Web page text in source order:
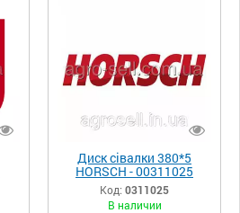
Диск сівалки 380*5
HORSСH - 00311025
Код: 0311025
В наличии